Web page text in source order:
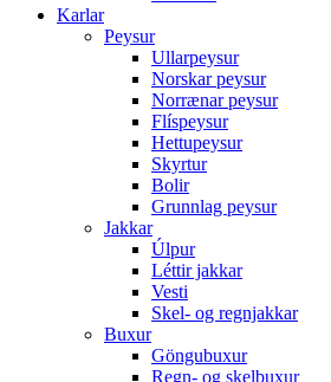
Karlar
Peysur
Ullarpeysur
Norskar peysur
Norrænar peysur
Flíspeysur
Hettupeysur
Skyrtur
Bolir
Grunnlag peysur
Jakkar
Úlpur
Léttir jakkar
Vesti
Skel- og regnjakkar
Buxur
Göngubuxur
Regn- og skelbuxur